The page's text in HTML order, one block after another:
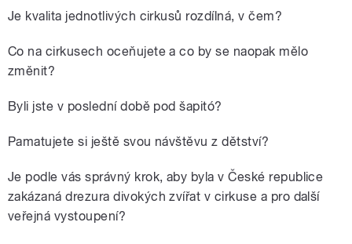
Je kvalita jednotlivých cirkusů rozdílná, v čem?
Co na cirkusech oceňujete a co by se naopak mělo
změnit?
Byli jste v poslední době pod šapitó?
Pamatujete si ještě svou návštěvu z dětství?
Je podle vás správný krok, aby byla v České republice
zakázaná drezura divokých zvířat v cirkuse a pro další
veřejná vystoupení?